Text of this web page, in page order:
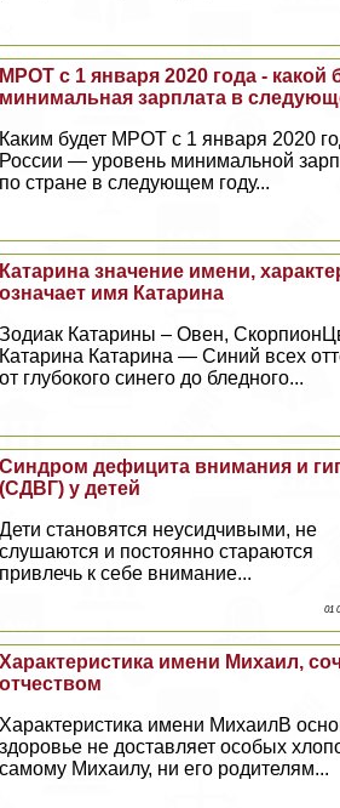
МРОТ с 1 января 2020 года - какой
минимальная зарплата в
Каким будет МРОТ с 1 января 2020
России — уровень минимальной
по стране в следующем году...
Катарина значение имени,
означает имя Катарина
Зодиак Катарины – Овен,
Катарина Катарина — Синий всех
от глубокого синего до бледного...
Синдром дефицита внимания и
(СДВГ) у детей
Дети становятся неусидчивыми, не
слушаются и постоянно стараются
привлечь к себе внимание...
01
Хаpaктеристика имени Михаил,
отчеством
Хаpaктеристика имени МихаилВ
здоровье не доставляет особых
самому Михаилу, ни его родителям...